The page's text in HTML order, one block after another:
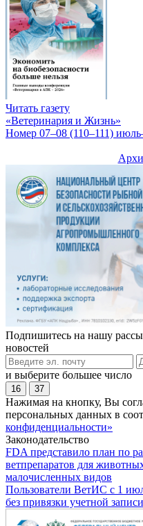
Читать газету
«Ветеринария и Жизнь»
Номер 07–08 (110–111)
Подпишитесь на нашу
новостей
и выберите большее число
16 37
Нажимая на кнопку, Вы
персональных данных в
конфиденциальности»
Законодательство
FDA представило план по
ветпрепаратов для
малочисленных видов
Пользователи ВетИС с 1
без привязки учетной